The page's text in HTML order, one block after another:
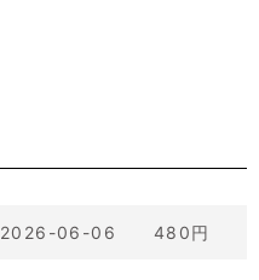
2026-06-06 480円